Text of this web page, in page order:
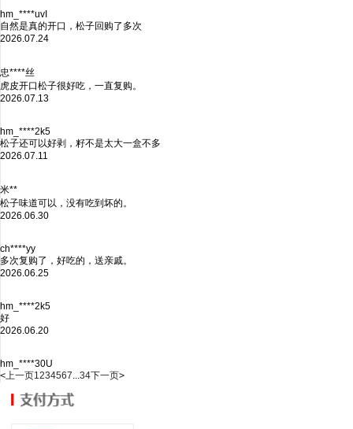
hm_****uvI
自然是真的开口，松子回购了多次
2026.07.24
忠****丝
虎皮开口松子很好吃，一直复购。
2026.07.13
hm_****2k5
松子还可以好剥，籽不是太大一盒不多
2026.07.11
米**
松子味道可以，没有吃到坏的。
2026.06.30
ch****yy
多次复购了，好吃的，送亲戚。
2026.06.25
hm_****2k5
好
2026.06.20
hm_****30U
< 上一页1 234567 34下一页>